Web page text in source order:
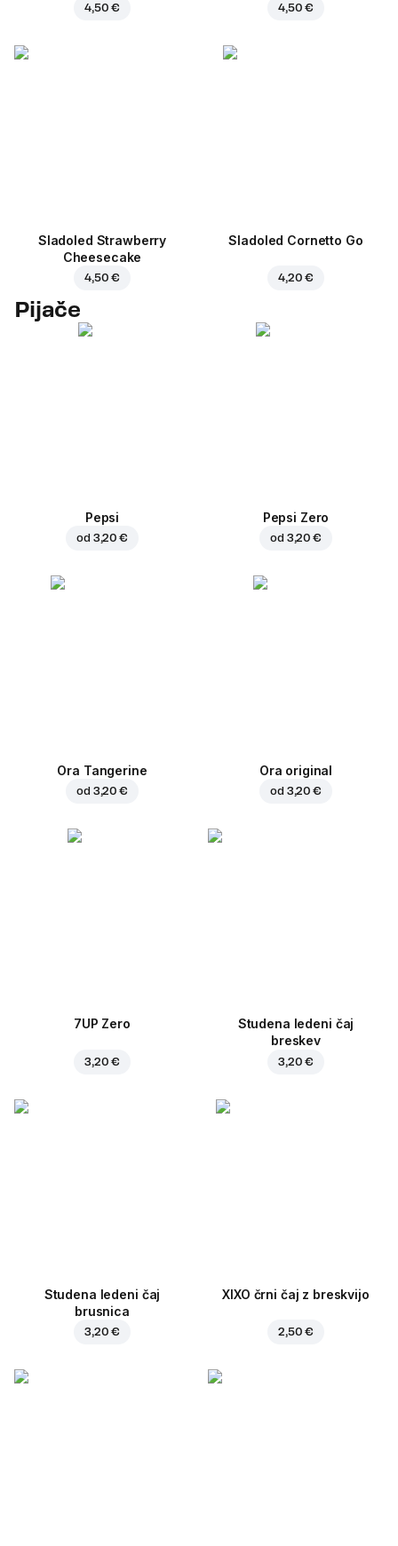
4,50 € 4,50 €
Sladoled Strawberry
Cheesecake
4,50 €
Sladoled Cornetto Go
4,20 €
Pijače
Pepsi
od 3,20 €
Pepsi Zero
od 3,20 €
Ora Tangerine
od 3,20 €
Ora original
od 3,20 €
7UP Zero
3,20 €
Studena ledeni čaj
breskev
3,20 €
Studena ledeni čaj
brusnica
3,20 €
XIXO črni čaj z breskvijo
2,50 €